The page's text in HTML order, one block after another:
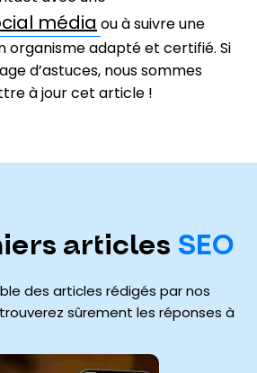
média ou à suivre une
organisme adapté et certifié. Si
d’astuces, nous sommes
à jour cet article !
articles SEO
des articles rédigés par nos
sûrement les réponses à